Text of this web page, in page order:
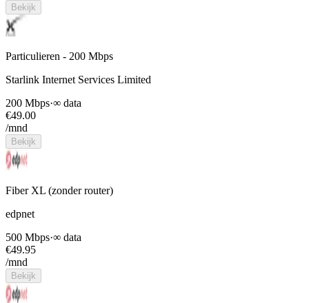
Bekijk
Particulieren - 200 Mbps
Starlink Internet Services Limited
200 Mbps·∞ data
€49.00
/mnd
Bekijk
Fiber XL (zonder router)
edpnet
500 Mbps·∞ data
€49.95
/mnd
Bekijk